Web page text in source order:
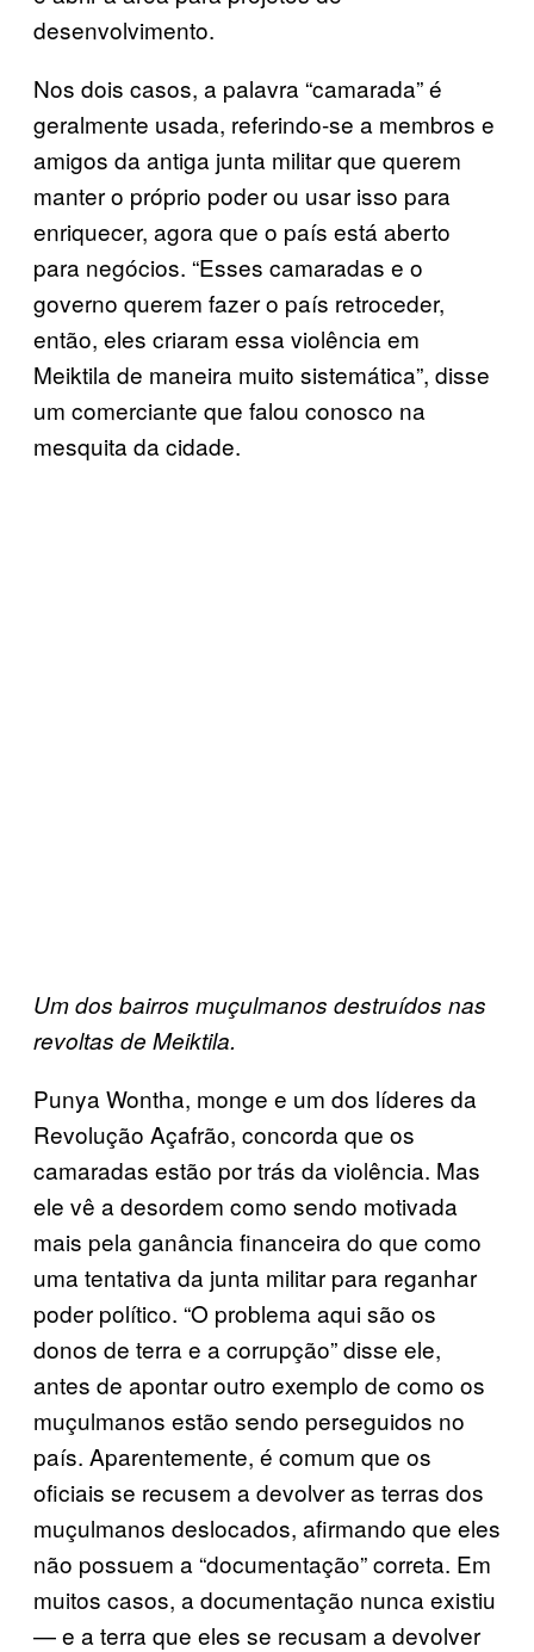
desenvolvimento.
Nos dois casos, a palavra “camarada” é
geralmente usada, referindo-se a membros e
amigos da antiga junta militar que querem
manter o próprio poder ou usar isso para
enriquecer, agora que o país está aberto
para negócios. “Esses camaradas e o
governo querem fazer o país retroceder,
então, eles criaram essa violência em
Meiktila de maneira muito sistemática”, disse
um comerciante que falou conosco na
mesquita da cidade.
Um dos bairros muçulmanos destruídos nas
revoltas de Meiktila.
Punya Wontha, monge e um dos líderes da
Revolução Açafrão, concorda que os
camaradas estão por trás da violência. Mas
ele vê a desordem como sendo motivada
mais pela ganância financeira do que como
uma tentativa da junta militar para reganhar
poder político. “O problema aqui são os
donos de terra e a corrupção” disse ele,
antes de apontar outro exemplo de como os
muçulmanos estão sendo perseguidos no
país. Aparentemente, é comum que os
oficiais se recusem a devolver as terras dos
muçulmanos deslocados, afirmando que eles
não possuem a “documentação” correta. Em
muitos casos, a documentação nunca existiu
— e a terra que eles se recusam a devolver